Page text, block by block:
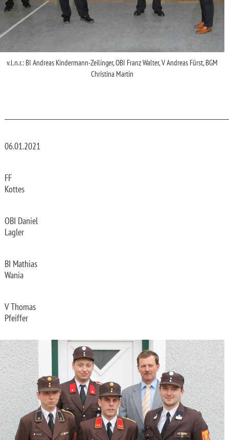
v.l.n.r.: BI Andreas Kindermann-Zeilinger, OBI Franz Walter, V Andreas Fürst, BGM
Christina Martin
06.01.2021
FF
Kottes
OBI Daniel
Lagler
BI Mathias
Wania
V Thomas
Pfeiffer